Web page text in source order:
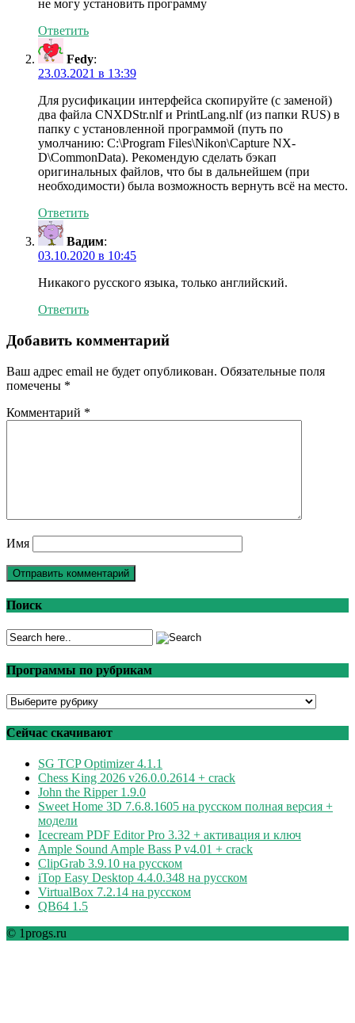
не могу установить программу
Ответить
Fedy:
23.03.2021 в 13:39
Для русификации интерфейса скопируйте (с заменой)
два файла CNXDStr.nlf и PrintLang.nlf (из папки RUS) в
папку с установленной программой (путь по
умолчанию: C:\Program Files\Nikon\Capture NX-
D\CommonData). Рекомендую сделать бэкап
оригинальных файлов, что бы в дальнейшем (при
необходимости) была возможность вернуть всё на место.
Ответить
Вадим:
03.10.2020 в 10:45
Никакого русского языка, только английский.
Ответить
Добавить комментарий
Ваш адрес email не будет опубликован. Обязательные поля
помечены *
Комментарий *
Имя
Поиск
Программы по рубрикам
Программы
рубрикам
Сейчас скачивают
SG TCP Optimizer 4.1.1
Chess King 2026 v26.0.0.2614 + crack
John the Ripper 1.9.0
Sweet Home 3D 7.6.8.1605 на русском полная версия +
модели
Icecream PDF Editor Pro 3.32 + активация и ключ
Ample Sound Ample Bass P v4.01 + crack
ClipGrab 3.9.10 на русском
iTop Easy Desktop 4.4.0.348 на русском
VirtualBox 7.2.14 на русском
QB64 1.5
© 1progs.ru